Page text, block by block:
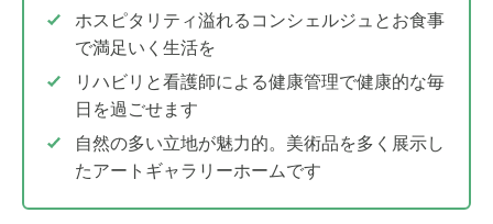
ホスピタリティ溢れるコンシェルジュとお食事
で満足いく生活を
リハビリと看護師による健康管理で健康的な毎
日を過ごせます
自然の多い立地が魅力的。美術品を多く展示し
たアートギャラリーホームです